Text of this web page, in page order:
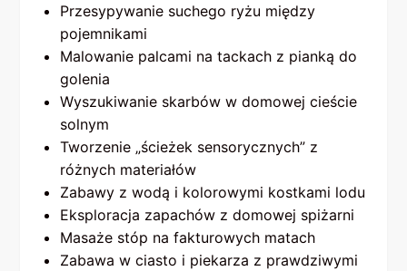
Przesypywanie suchego ryżu między
pojemnikami
Malowanie palcami na tackach z pianką do
golenia
Wyszukiwanie skarbów w domowej cieście
solnym
Tworzenie „ścieżek sensorycznych” z
różnych materiałów
Zabawy z wodą i kolorowymi kostkami lodu
Eksploracja zapachów z domowej spiżarni
Masaże stóp na fakturowych matach
Zabawa w ciasto i piekarza z prawdziwymi